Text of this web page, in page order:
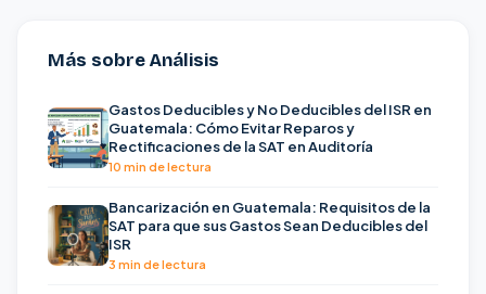
Más sobre Análisis
Gastos Deducibles y No Deducibles del ISR en
Guatemala: Cómo Evitar Reparos y
Rectificaciones de la SAT en Auditoría
10 min de lectura
Bancarización en Guatemala: Requisitos de la
SAT para que sus Gastos Sean Deducibles del
ISR
3 min de lectura